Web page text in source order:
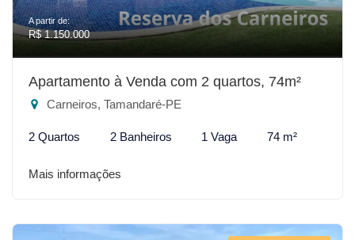
A partir de:
R$ 1.150.000
Apartamento à Venda com 2 quartos, 74m²
Carneiros, Tamandaré-PE
2 Quartos 2 Banheiros 1 Vaga 74 m²
Mais informações